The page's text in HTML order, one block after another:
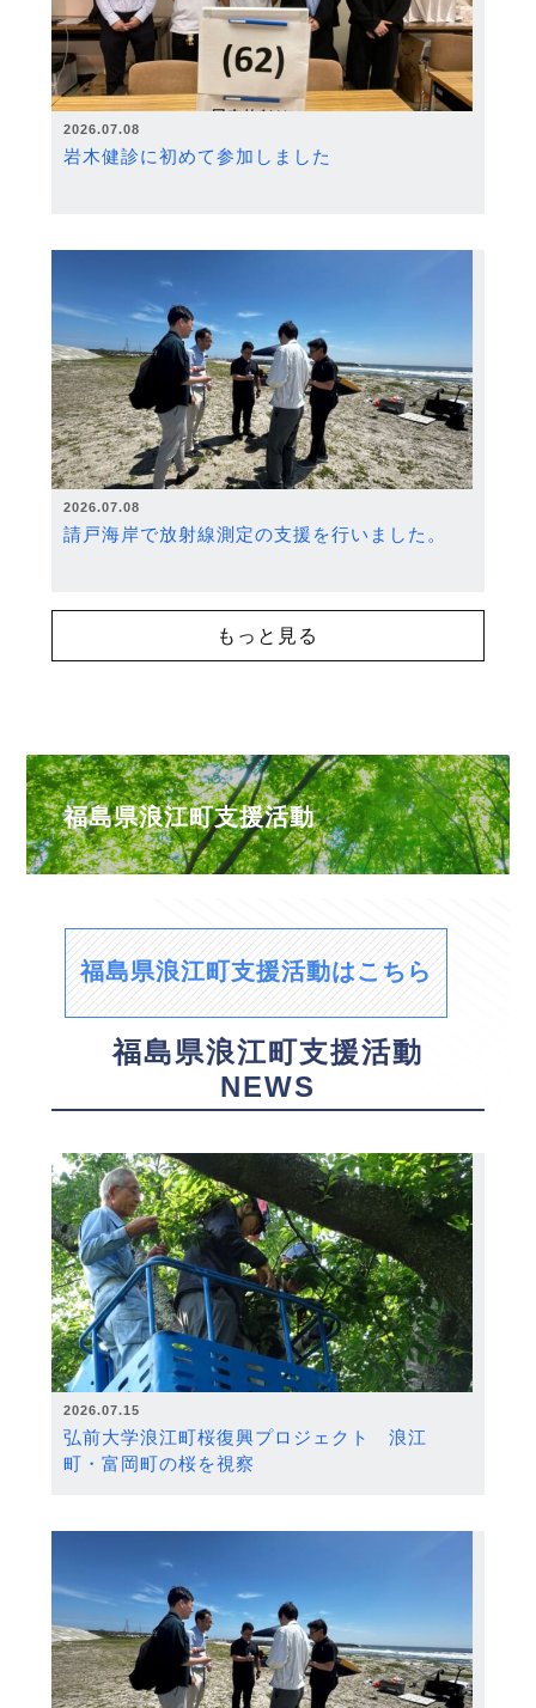
2026.07.08
岩木健診に初めて参加しました
2026.07.08
請戸海岸で放射線測定の支援を行いました。
もっと見る
福島県浪江町支援活動
福島県浪江町支援活動はこちら
福島県浪江町支援活動
NEWS
2026.07.15
弘前大学浪江町桜復興プロジェクト 浪江
町・富岡町の桜を視察